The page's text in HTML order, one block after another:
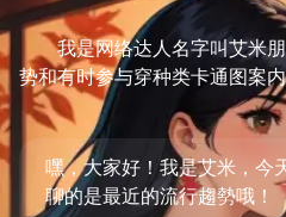
我是网络达人名字叫艾米
势和有时参与穿种类卡通图案
嘿，大家好！我是艾米，今
聊的是最近的流行趨勢哦！